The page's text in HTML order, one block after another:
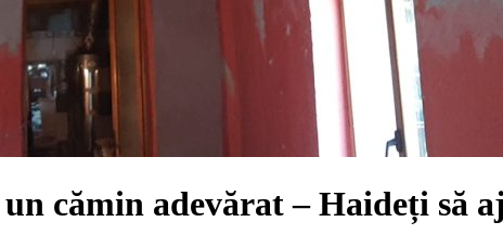
cămin adevărat – Haideți să